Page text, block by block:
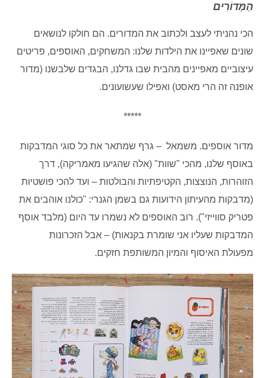
הַמְּדוֹרִים
הכי נהניתי לעצב ולכתוב את המדורים. הם חולקו לנושאים
שונים שאפיינו את הילדות שלנו: המשחקים, האוספים, פריטים
עיצוביים מאפיינים מהבית שבו גדלנו, הבגדים שלבשנו (מדור
אופנה זה הרי מאסט) ואפילו שעשועונים.
*****
מדור אוספים. משמאל – גרף שמתאר את כל סוגי המדבקות
באוסף שלנו, מהכי "שוות" (אלה שהגיעו מאמריקה), דרך
הזוהרות, הנוצצות, הקטיפתיות והבולטות – ועד להכי פושטיות
(מדבקות מהעיתון הידועות גם בשמן הגנרי: "כולנו אוהבים את
פטריק סווייזי"). רוב האוספים לא נשמרו עד היום (מלבד אוסף
המדבקות שעליו אני שומרת בקנאות) – אבל הזכרונות
מפעולת האיסוף והמיון המשותפת חזקים.